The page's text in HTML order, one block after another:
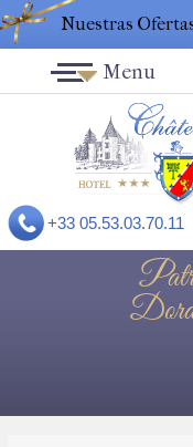
Nuestras
+33 05.53.03.70.11
Menu